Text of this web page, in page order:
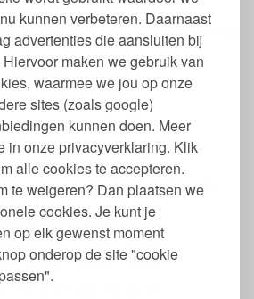
kunnen verbeteren. Daarnaast
advertenties die aansluiten bij
maken we gebruik van
waarmee we jou op onze
sites (zoals google)
kunnen doen. Meer
in onze privacyverklaring. Klik
alle cookies te accepteren.
te weigeren? Dan plaatsen we
cookies. Je kunt je
op elk gewenst moment
onderop de site "cookie
biologisch wol-zijde hemd
merinowol en 30% zijde
graden wolwasprogramma
niet in de droger
vrouwen Living Crafts
40/42 44/46
48/50
33 cm 35 cm
37 cm
50 cm 55 cm
57 cm